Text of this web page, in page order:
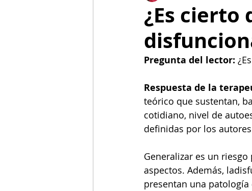
¿Es cierto
Pregunta del lector:
Respuesta de la
teórico que sustentan,
cotidiano, nivel de
definidas por los
Generalizar es un
aspectos. Además,
presentan una